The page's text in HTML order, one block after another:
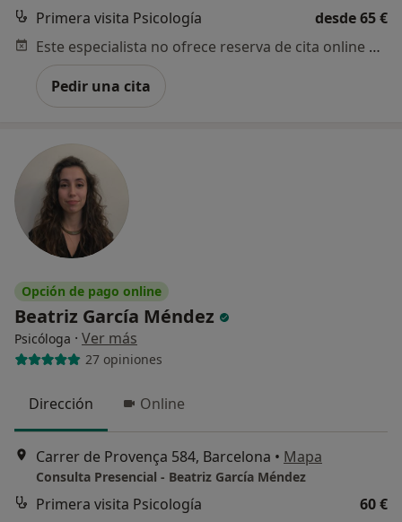
Primera visita Psicología
desde 65 €
Este especialista no ofrece reserva de cita online en esta dirección.
Pedir una cita
Opción de pago online
Beatriz García Méndez
Psicóloga · Ver más
27 opiniones
Dirección Online
Carrer de Provença 584, Barcelona • Mapa
Consulta Presencial - Beatriz García Méndez
Primera visita Psicología
60 €